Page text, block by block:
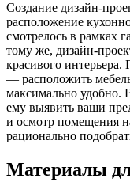
Создание дизайн-
расположение
смотрелось в рамках
тому же, дизайн-
красивого интерьера.
— расположить
максимально удобно.
ему выявить ваши
и осмотр помещения
рационально
Материалы